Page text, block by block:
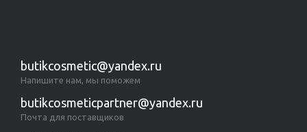
butikcosmetic@yandex.ru
Напишите нам, мы поможем
butikcosmeticpartner@yandex.ru
Почта для поставщиков